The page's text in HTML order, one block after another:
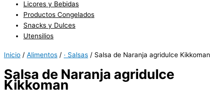
Licores y Bebidas
Productos Congelados
Snacks y Dulces
Utensilios
Inicio / Alimentos / · Salsas / Salsa de Naranja agridulce Kikkoman
Salsa de Naranja agridulce
Kikkoman